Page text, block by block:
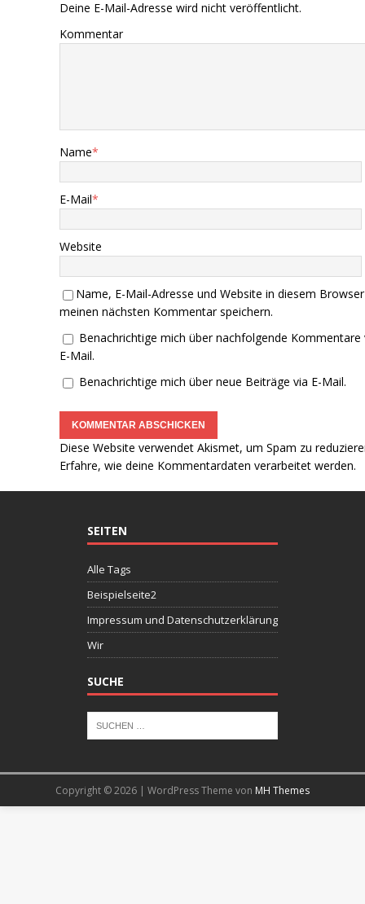
Deine E-Mail-Adresse wird nicht veröffentlicht.
Kommentar
Name*
E-Mail*
Website
Name, E-Mail-Adresse und Website in diesem
meinen nächsten Kommentar speichern.
Benachrichtige mich über nachfolgende Kommentare
E-Mail.
Benachrichtige mich über neue Beiträge via E-Mail.
Diese Website verwendet Akismet, um Spam zu
Erfahre, wie deine Kommentardaten verarbeitet werden.
SEITEN
Alle Tags
Beispielseite2
Impressum und Datenschutzerklärung
Wir
SUCHE
Copyright © 2026 | WordPress Theme von MH Themes